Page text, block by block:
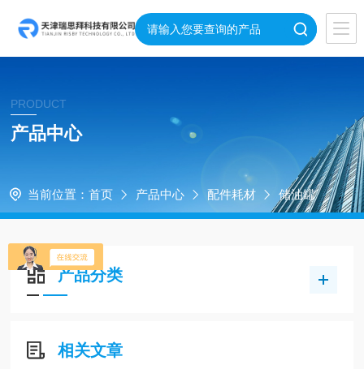
PRODUCT
产品中心
当前位置： 首页 产品中心 配件耗材 储油罐
产品分类
相关文章